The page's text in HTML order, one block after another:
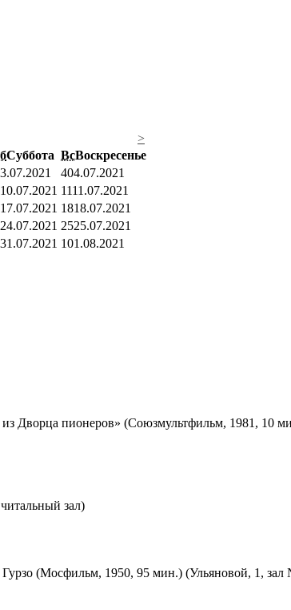
>
Суббота ВсВоскресенье
404.07.2021
10.07.2021 1111.07.2021
17.07.2021 1818.07.2021
24.07.2021 2525.07.2021
31.07.2021 101.08.2021
пионеров» (Союзмультфильм, 1981, 10
зал)
(Мосфильм, 1950, 95 мин.) (Ульяновой, 1,